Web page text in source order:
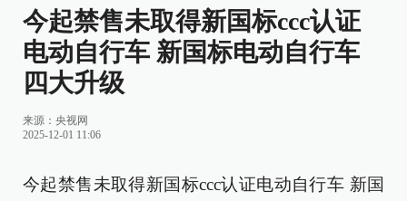
今起禁售未取得新国标ccc认证
电动自行车 新国标电动自行车
四大升级
来源： 央视网
2025-12-01 11:06
今起禁售未取得新国标ccc认证电动自行车 新国